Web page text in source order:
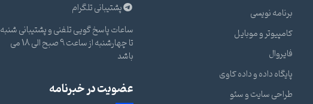
برنامه نویسی
کامپیوتر و موبایل
فایروال
پایگاه داده و داده کاوی
طراحی سایت و سئو
پشتیبانی تلگرام
ساعات پاسخ گویی تلفنی و پشتیبانی شنبه
تا چهارشنبه از ساعت 9 صبح الی 18 می
باشد
عضویت در خبرنامه